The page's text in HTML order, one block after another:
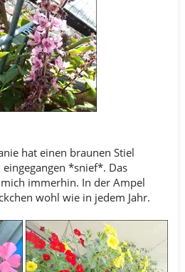
hat einen braunen Stiel
*snief*. Das
immerhin. In der Ampel
wohl wie in jedem Jahr.